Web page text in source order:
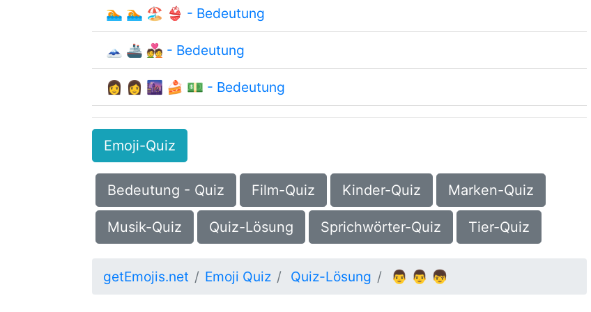
🏊 🏊 🏖 👙 - Bedeutung
🗻 🚢 💑 - Bedeutung
👩 👩 🌆 🍰 💵 - Bedeutung
Emoji-Quiz
Bedeutung - Quiz Film-Quiz Kinder-Quiz Marken-Quiz
Musik-Quiz Quiz-Lösung Sprichwörter-Quiz Tier-Quiz
getEmojis.net Emoji Quiz Quiz-Lösung 👨 👨 👦